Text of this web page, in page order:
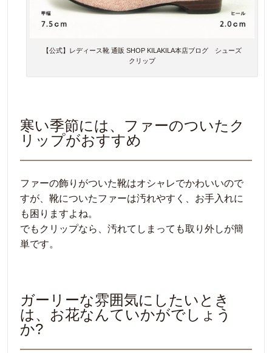
【公式】レディース靴 通販 SHOP KILAKILA本店ブログ シューズ
クリップ
寒い季節には、ファーのついたク
リップがおすすめ
ファーの飾りがついた靴はオシャレでかわいいので
すが、靴についたファーは汚れやすく、お手入れに
も困りますよね。
でもクリップなら、汚れてしまっても取り外しが簡
単です。
ガーリーな雰囲気にしたいとき
は、お花なんていかがでしょう
か?